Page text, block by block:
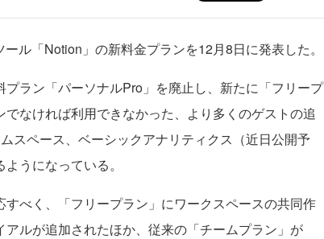
ル「Notion」の新料金プランを12月8日に発表した。
ラン「パーソナルPro」を廃止し、新たに「フリープ
なければ利用できなかった、より多くのゲストの追
スペース、ベーシックアナリティクス（近日公開予
うになっている。
べく、「フリープラン」にワークスペースの共同作
ルが追加されたほか、従来の「チームプラン」が